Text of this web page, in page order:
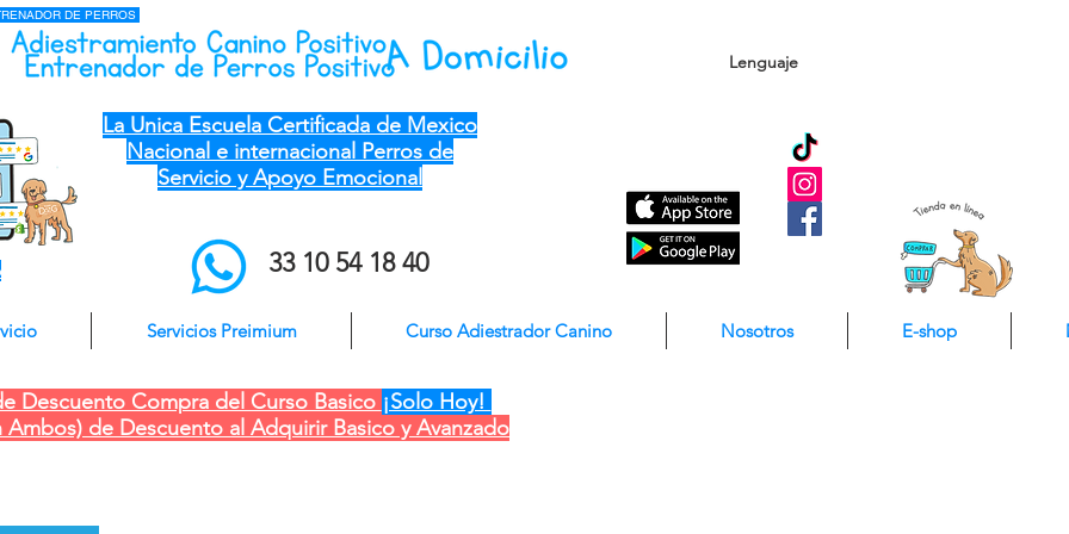
el mejor entrenador de perros a domicilio qro ver pue gdl cdmx mty cdmx modest
dog adiestramiento canino
La Unica Escuela Certificada de Mexico
Nacional e internacional Perros de
Servicio y Apoyo Emocional
33 10 54 18 40
DE PERROS
Lenguaje
Servicios Preimium Curso Adiestrador Canino Nosotros E-shop
Descuento Compra del Curso Basico ¡Solo Hoy!
Ambos) de Descuento al Adquirir Basico y Avanzado